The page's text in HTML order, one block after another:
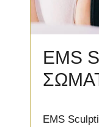
EMS
EMS